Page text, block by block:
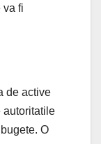
va fi
de active
autoritatile
O